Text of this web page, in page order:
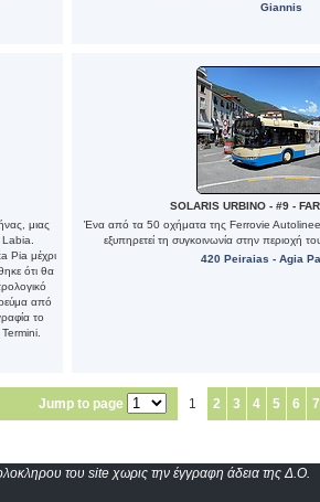
Giannis
μιας
Pia μέχρι
ότι θα
από
το
SOLARIS URBINO - #9 -
Ένα από τα 50 οχήματα της Ferrovie
εξυπηρετεί τη συγκοινωνία στην περιοχή
420 Peiraias - Agia
Jump to page 1 2 3 4 5 6 7
του site χωρις την έγγραφη άδεια της Δ.Ο.